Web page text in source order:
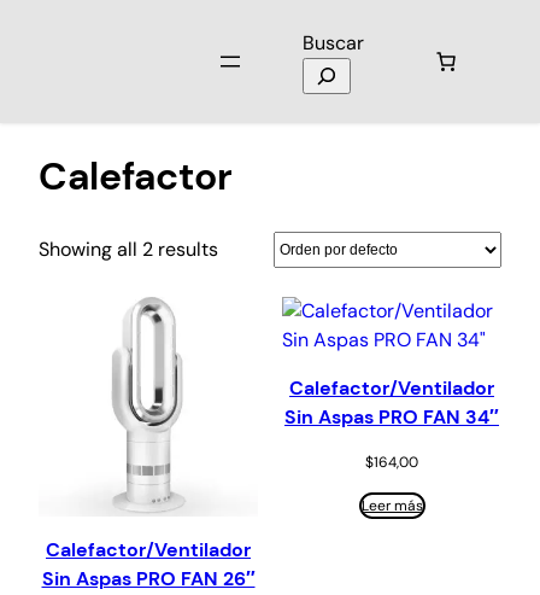
Buscar
Calefactor
Showing all 2 results
Calefactor/Ventilador
Sin Aspas PRO FAN 26″
Calefactor/Ventilador
Sin Aspas PRO FAN 34″
$164,00
Leer más